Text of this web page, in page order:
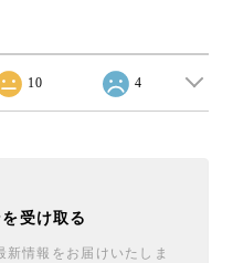
10 4
受け取る
情報をお届けいたしま